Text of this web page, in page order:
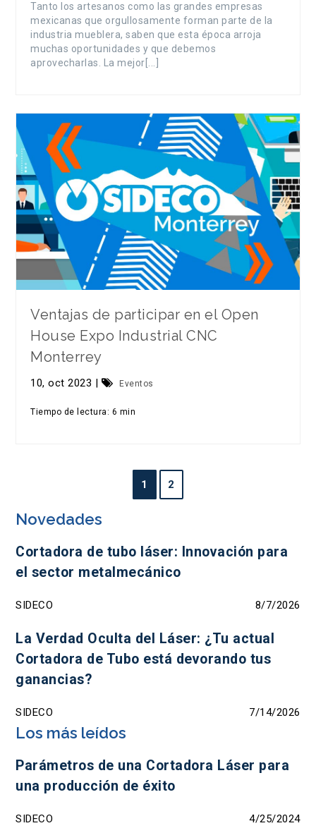
Tanto los artesanos como las grandes empresas
mexicanas que orgullosamente forman parte de la
industria mueblera, saben que esta época arroja
muchas oportunidades y que debemos
aprovecharlas. La mejor[...]
Ventajas de participar en el Open
House Expo Industrial CNC
Monterrey
10, oct 2023 | Eventos
Tiempo de lectura: 6 min
1 2
Novedades
Cortadora de tubo láser: Innovación para
el sector metalmecánico
SIDECO 8/7/2026
La Verdad Oculta del Láser: ¿Tu actual
Cortadora de Tubo está devorando tus
ganancias?
SIDECO 7/14/2026
Los más leídos
Parámetros de una Cortadora Láser para
una producción de éxito
SIDECO 4/25/2024